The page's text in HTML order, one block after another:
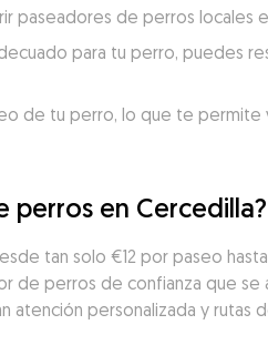
paseadores de perros locales
para tu perro, puedes
de tu perro, lo que te permite
perros en Cercedilla?
tan solo €12 por paseo
de perros de confianza que se
personalizada y rutas